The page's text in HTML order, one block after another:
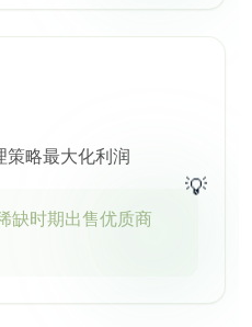
策略最大化利润
💡
缺时期出售优质商